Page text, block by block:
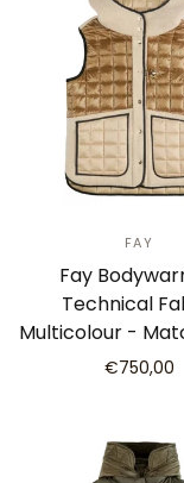
FAY
Fay
Technical
Multicolour -
€750,00